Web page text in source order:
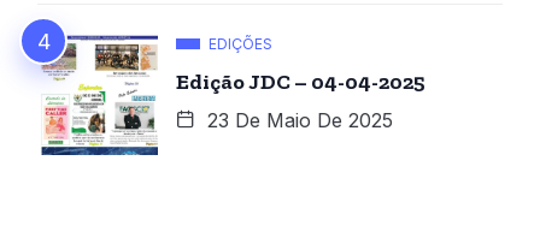
EDIÇÕES
Edição JDC – 04-04-2025
23 De Maio De 2025